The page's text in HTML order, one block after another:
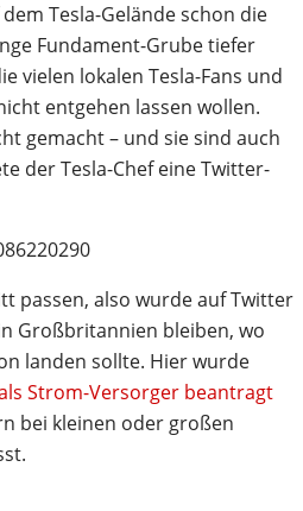
Tesla-Gelände schon die
Fundament-Grube tiefer
vielen lokalen Tesla-Fans und
entgehen lassen wollen.
gemacht – und sie sind auch
der Tesla-Chef eine Twitter-
passen, also wurde auf Twitter
Großbritannien bleiben, wo
landen sollte. Hier wurde
Strom-Versorger beantragt
bei kleinen oder großen